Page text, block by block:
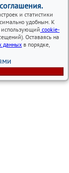
и статистики
удобным. К
использующий cookie-
Оставаясь на
данных в порядке,